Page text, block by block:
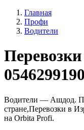
Главная
Профи
Водители
0546299190
Водители — Ашдод.
стране,Перевозки в
на Orbita Profi.